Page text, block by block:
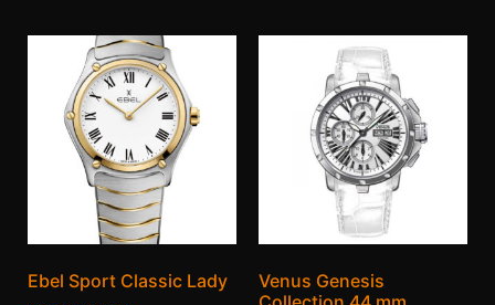
Ebel Sport Classic Lady
Venus Genesis